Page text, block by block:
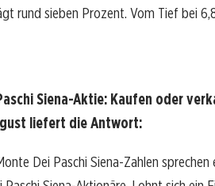
rund sieben Prozent. Vom Tief bei
Siena-Aktie: Kaufen oder
liefert die Antwort:
Dei Paschi Siena-Zahlen